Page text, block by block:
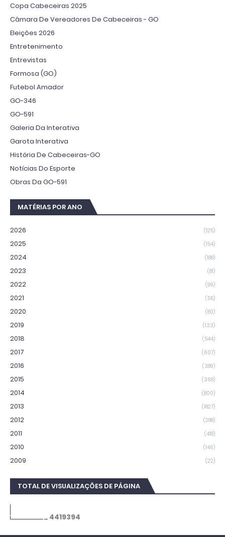
Copa Cabeceiras 2025
Câmara De Vereadores De Cabeceiras - GO
Eleições 2026
Entretenimento
Entrevistas
Formosa (GO)
Futebol Amador
GO-346
GO-591
Galeria Da Interativa
Garota Interativa
História De Cabeceiras-GO
Notícias Do Esporte
Obras Da GO-591
MATÉRIAS POR ANO
2026 (125)
2025 (154)
2024 (188)
2023 (81)
2022 (99)
2021 (55)
2020 (80)
2019 (133)
2018 (544)
2017 (607)
2016 (389)
2015 (368)
2014 (800)
2013 (1827)
2012 (288)
2011 (418)
2010 (146)
2009 (22)
TOTAL DE VISUALIZAÇÕES DE PÁGINA
4419394